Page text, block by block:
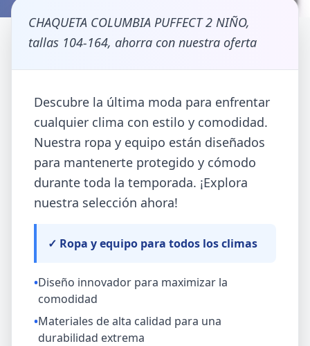
CHAQUETA COLUMBIA PUFFECT 2 NIÑO,
tallas 104-164, ahorra con nuestra oferta
Descubre la última moda para enfrentar
cualquier clima con estilo y comodidad.
Nuestra ropa y equipo están diseñados
para mantenerte protegido y cómodo
durante toda la temporada. ¡Explora
nuestra selección ahora!
✓ Ropa y equipo para todos los climas
•Diseño innovador para maximizar la
comodidad
•Materiales de alta calidad para una
durabilidad extrema